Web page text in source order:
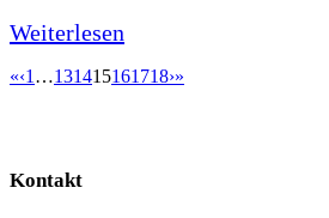
Weiterlesen
«‹1 …131415161718›»
Kontakt